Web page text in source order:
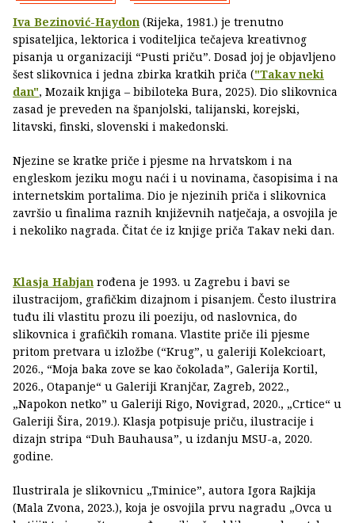
Iva Bezinović-Haydon (Rijeka, 1981.) je trenutno
spisateljica, lektorica i voditeljica tečajeva kreativnog
pisanja u organizaciji “Pusti priču”. Dosad joj je objavljeno
šest slikovnica i jedna zbirka kratkih priča ("Takav neki
dan", Mozaik knjiga – bibiloteka Bura, 2025). Dio slikovnica
zasad je preveden na španjolski, talijanski, korejski,
litavski, finski, slovenski i makedonski.
Njezine se kratke priče i pjesme na hrvatskom i na
engleskom jeziku mogu naći i u novinama, časopisima i na
internetskim portalima. Dio je njezinih priča i slikovnica
završio u finalima raznih književnih natječaja, a osvojila je
i nekoliko nagrada. Čitat će iz knjige priča Takav neki dan.
Klasja Habjan rođena je 1993. u Zagrebu i bavi se
ilustracijom, grafičkim dizajnom i pisanjem. Često ilustrira
tuđu ili vlastitu prozu ili poeziju, od naslovnica, do
slikovnica i grafičkih romana. Vlastite priče ili pjesme
pritom pretvara u izložbe (“Krug”, u galeriji Kolekcioart,
2026., “Moja baka zove se kao čokolada”, Galerija Kortil,
2026., Otapanje“ u Galeriji Kranjčar, Zagreb, 2022.,
„Napokon netko” u Galeriji Rigo, Novigrad, 2020., „Crtice“ u
Galeriji Šira, 2019.). Klasja potpisuje priču, ilustracije i
dizajn stripa “Duh Bauhausa”, u izdanju MSU-a, 2020.
godine.
Ilustrirala je slikovnicu „Tminice”, autora Igora Rajkija
(Mala Zvona, 2023.), koja je osvojila prvu nagradu „Ovca u